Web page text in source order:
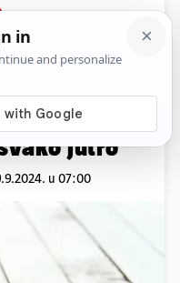
Komentari
vodu s
jutro
u 07:00